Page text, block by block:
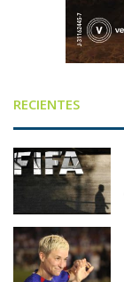
RECIENTES